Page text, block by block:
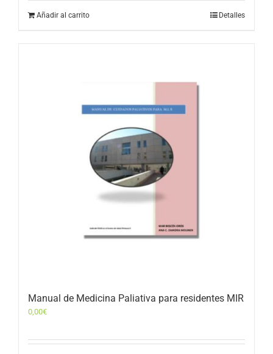
Añadir al carrito Detalles
Manual de Medicina Paliativa para residentes MIR
0,00€